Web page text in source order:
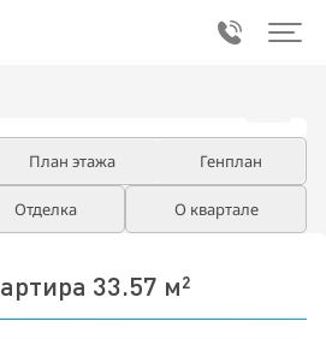
План этажа Генплан
Отделка О квартале
33.57 м²«Москва»,